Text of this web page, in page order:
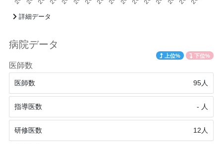
詳細データ
病院データ
上位% 下位%
医師数
医師数 95人
指導医数 - 人
研修医数 12人